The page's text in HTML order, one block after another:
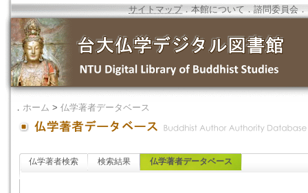
サイトマップ．本館について ．諮問委員会 ．
． ホーム > 仏学著者データベース
仏学著者検索 検索結果 仏学著者データベース